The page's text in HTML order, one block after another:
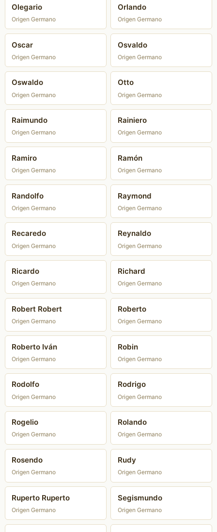
Olegario
Origen Germano
Orlando
Origen Germano
Oscar
Origen Germano
Osvaldo
Origen Germano
Oswaldo
Origen Germano
Otto
Origen Germano
Raimundo
Origen Germano
Rainiero
Origen Germano
Ramiro
Origen Germano
Ramón
Origen Germano
Randolfo
Origen Germano
Raymond
Origen Germano
Recaredo
Origen Germano
Reynaldo
Origen Germano
Ricardo
Origen Germano
Richard
Origen Germano
Robert Robert
Origen Germano
Roberto
Origen Germano
Roberto Iván
Origen Germano
Robin
Origen Germano
Rodolfo
Origen Germano
Rodrigo
Origen Germano
Rogelio
Origen Germano
Rolando
Origen Germano
Rosendo
Origen Germano
Rudy
Origen Germano
Ruperto Ruperto
Origen Germano
Segismundo
Origen Germano